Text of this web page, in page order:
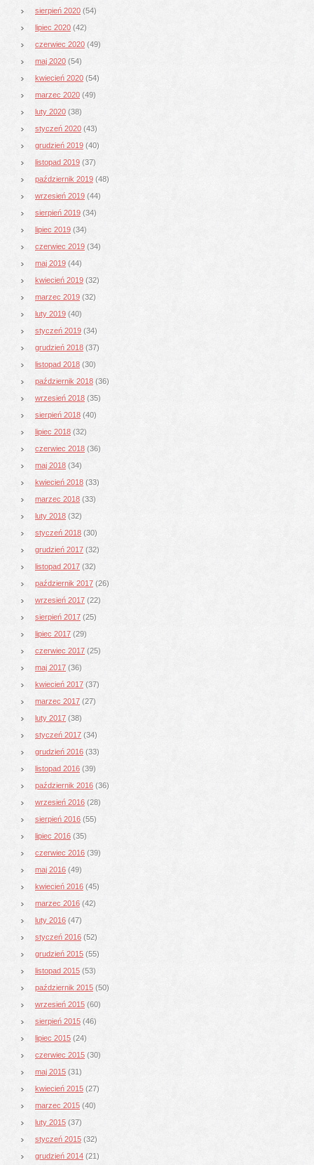
sierpień 2020 (54)
lipiec 2020 (42)
czerwiec 2020 (49)
maj 2020 (54)
kwiecień 2020 (54)
marzec 2020 (49)
luty 2020 (38)
styczeń 2020 (43)
grudzień 2019 (40)
listopad 2019 (37)
październik 2019 (48)
wrzesień 2019 (44)
sierpień 2019 (34)
lipiec 2019 (34)
czerwiec 2019 (34)
maj 2019 (44)
kwiecień 2019 (32)
marzec 2019 (32)
luty 2019 (40)
styczeń 2019 (34)
grudzień 2018 (37)
listopad 2018 (30)
październik 2018 (36)
wrzesień 2018 (35)
sierpień 2018 (40)
lipiec 2018 (32)
czerwiec 2018 (36)
maj 2018 (34)
kwiecień 2018 (33)
marzec 2018 (33)
luty 2018 (32)
styczeń 2018 (30)
grudzień 2017 (32)
listopad 2017 (32)
październik 2017 (26)
wrzesień 2017 (22)
sierpień 2017 (25)
lipiec 2017 (29)
czerwiec 2017 (25)
maj 2017 (36)
kwiecień 2017 (37)
marzec 2017 (27)
luty 2017 (38)
styczeń 2017 (34)
grudzień 2016 (33)
listopad 2016 (39)
październik 2016 (36)
wrzesień 2016 (28)
sierpień 2016 (55)
lipiec 2016 (35)
czerwiec 2016 (39)
maj 2016 (49)
kwiecień 2016 (45)
marzec 2016 (42)
luty 2016 (47)
styczeń 2016 (52)
grudzień 2015 (55)
listopad 2015 (53)
październik 2015 (50)
wrzesień 2015 (60)
sierpień 2015 (46)
lipiec 2015 (24)
czerwiec 2015 (30)
maj 2015 (31)
kwiecień 2015 (27)
marzec 2015 (40)
luty 2015 (37)
styczeń 2015 (32)
grudzień 2014 (21)